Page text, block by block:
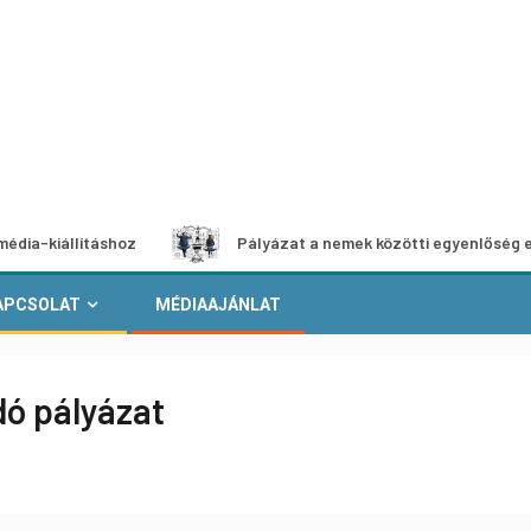
Pályázat a nemek közötti egyenlőség európai
MÉDIAAJÁNLAT
pályázat